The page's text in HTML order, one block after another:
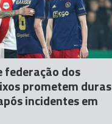
federação dos
prometem duras
incidentes em